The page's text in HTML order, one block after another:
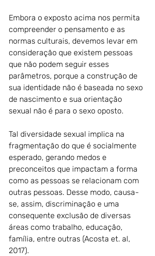
Embora o exposto acima nos permita
compreender o pensamento e as
normas culturais, devemos levar em
consideração que existem pessoas
que não podem seguir esses
parâmetros, porque a construção de
sua identidade não é baseada no sexo
de nascimento e sua orientação
sexual não é para o sexo oposto.
Tal diversidade sexual implica na
fragmentação do que é socialmente
esperado, gerando medos e
preconceitos que impactam a forma
como as pessoas se relacionam com
outras pessoas. Desse modo, causa-
se, assim, discriminação e uma
consequente exclusão de diversas
áreas como trabalho, educação,
família, entre outras (Acosta et. al,
2017).